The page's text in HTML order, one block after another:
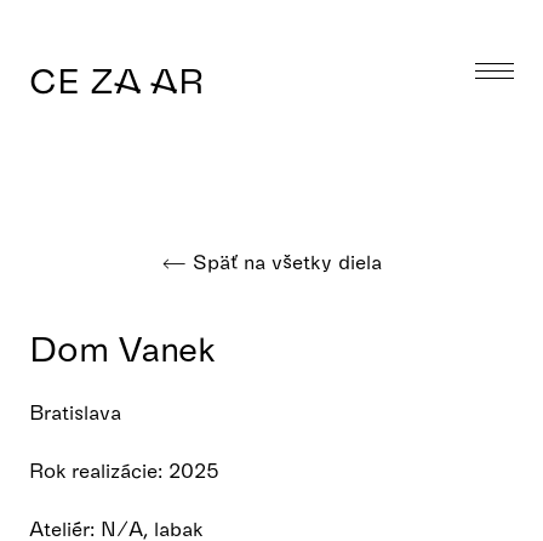
CE ZA AR
Späť na všetky diela
Dom Vanek
Bratislava
Rok realizácie: 2025
Ateliér: N/A, labak